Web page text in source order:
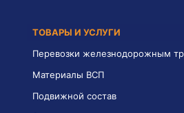
ТОВАРЫ И УСЛУГИ
Перевозки железнодорожным
Материалы ВСП
Подвижной состав